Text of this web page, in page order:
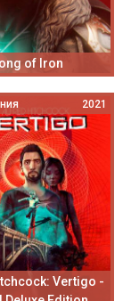
of Iron
2021
Vertigo -